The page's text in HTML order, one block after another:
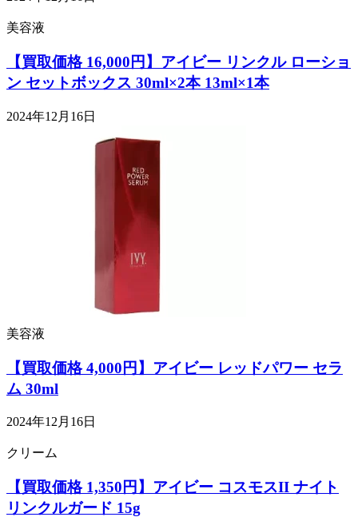
美容液
【買取価格 16,000円】アイビー リンクル ローショ
ン セットボックス 30ml×2本 13ml×1本
2024年12月16日
美容液
【買取価格 4,000円】アイビー レッドパワー セラ
ム 30ml
2024年12月16日
クリーム
【買取価格 1,350円】アイビー コスモスII ナイト
リンクルガード 15g